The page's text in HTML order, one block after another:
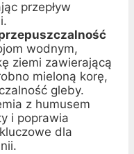
przepływ
wodnym,
ziemi zawierającą
mieloną korę,
gleby.
z humusem
i poprawia
dla